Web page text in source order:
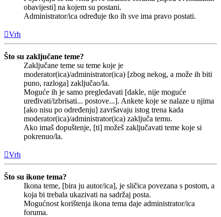
obavijesti] na kojem su postani.
Administrator/ica određuje tko ih sve ima pravo postati.
Vrh
Što su zaključane teme?
Zaključane teme su teme koje je
moderator(ica)/administrator(ica) [zbog nekog, a može ih biti
puno, razloga] zaključao/la.
Moguće ih je samo pregledavati [dakle, nije moguće
uređivati/izbrisati... postove...]. Ankete koje se nalaze u njima
[ako nisu po određenju] završavaju istog trena kada
moderator(ica)/administrator(ica) zaključa temu.
Ako imaš dopuštenje, [ti] možeš zaključavati teme koje si
pokrenuo/la.
Vrh
Što su ikone tema?
Ikona teme, [bira ju autor/ica], je sličica povezana s postom, a
koja bi trebala ukazivati na sadržaj posta.
Mogućnost korištenja ikona tema daje administrator/ica
foruma.